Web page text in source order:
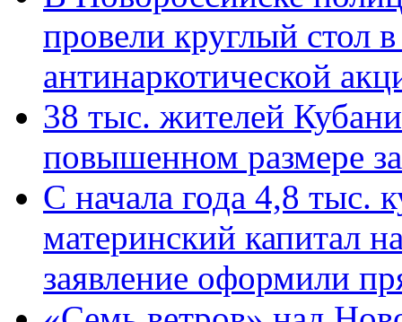
провели круглый стол
антинаркотической
38 тыс. жителей
повышенном размере
С начала года 4,8 тыс.
материнский капитал
заявление оформили